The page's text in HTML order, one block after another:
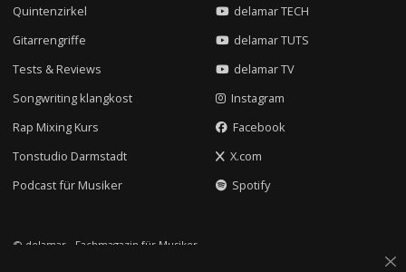
Quintenzirkel
Gitarrengriffe
Tests & Reviews
Songwriting klangkost
Rap Mixing Kurs
Tonstudio Darmstadt
Podcast für Musiker
delamar TECH
delamar TUTS
delamar TV
Instagram
Facebook
X.com
Spotify
© delamar - Fachmagazin für Musiker